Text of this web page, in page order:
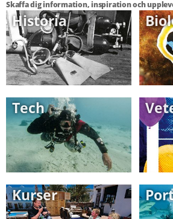
Skaffa dig information, inspiration och
Historia
Tech
Kurser